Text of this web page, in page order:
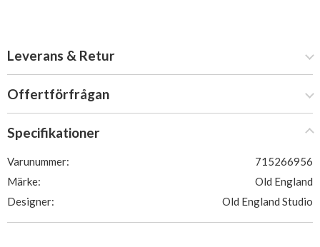
Leverans & Retur
Offertförfrågan
Specifikationer
Varunummer:
715266956
Märke:
Old England
Designer:
Old England Studio